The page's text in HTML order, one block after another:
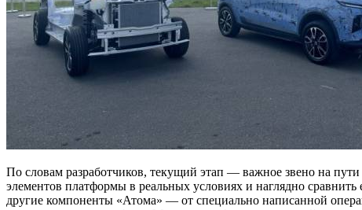
По словам разработчиков, текущий этап — важное звено на
элементов платформы в реальных условиях и наглядно
другие компоненты «Атома» — от специально написанной